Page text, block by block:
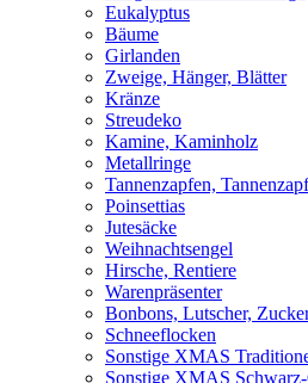
Eukalyptus
Bäume
Girlanden
Zweige, Hänger, Blätter
Kränze
Streudeko
Kamine, Kaminholz
Metallringe
Tannenzapfen,
Poinsettias
Jutesäcke
Weihnachtsengel
Hirsche, Rentiere
Warenpräsenter
Bonbons, Lutscher,
Schneeflocken
Sonstige XMAS
Sonstige XMAS